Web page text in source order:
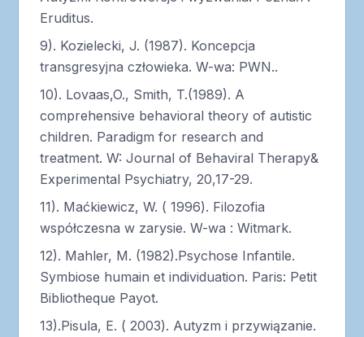
Eruditus.
9). Kozielecki, J. (1987). Koncepcja
transgresyjna człowieka. W-wa: PWN..
10). Lovaas,O., Smith, T.(1989). A
comprehensive behavioral theory of autistic
children. Paradigm for research and
treatment. W: Journal of Behaviral Therapy&
Experimental Psychiatry, 20,17-29.
11). Maćkiewicz, W. ( 1996). Filozofia
współczesna w zarysie. W-wa : Witmark.
12). Mahler, M. (1982).Psychose Infantile.
Symbiose humain et individuation. Paris: Petit
Bibliotheque Payot.
13).Pisula, E. ( 2003). Autyzm i przywiązanie.